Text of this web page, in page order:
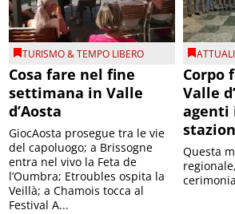
TURISMO & TEMPO LIBERO
Cosa fare nel fine
settimana in Valle
d’Aosta
GiocAosta prosegue tra le vie
del capoluogo; a Brissogne
entra nel vivo la Feta de
l’Oumbra; Etroubles ospita la
Veillà; a Chamois tocca al
Festival A...
Corpo
Valle
agenti
Questa